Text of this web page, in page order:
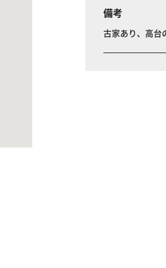
備考
古家あり、高台